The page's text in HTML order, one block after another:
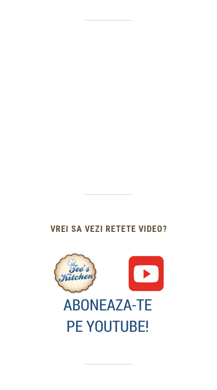
VREI SA VEZI RETETE VIDEO?